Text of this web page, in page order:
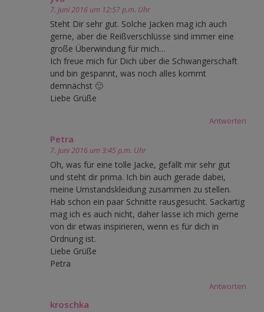
7. Juni 2016 um 12:57 p.m. Uhr
Steht Dir sehr gut. Solche Jacken mag ich auch
gerne, aber die Reißverschlüsse sind immer eine
große Überwindung für mich…
Ich freue mich für Dich über die Schwangerschaft
und bin gespannt, was noch alles kommt
demnächst 🙂
Liebe Grüße
Antworten
Petra
7. Juni 2016 um 3:45 p.m. Uhr
Oh, was für eine tolle Jacke, gefällt mir sehr gut
und steht dir prima. Ich bin auch gerade dabei,
meine Umstandskleidung zusammen zu stellen.
Hab schon ein paar Schnitte rausgesucht. Sackartig
mag ich es auch nicht, daher lasse ich mich gerne
von dir etwas inspirieren, wenn es für dich in
Ordnung ist.
Liebe Grüße
Petra
Antworten
kroschka